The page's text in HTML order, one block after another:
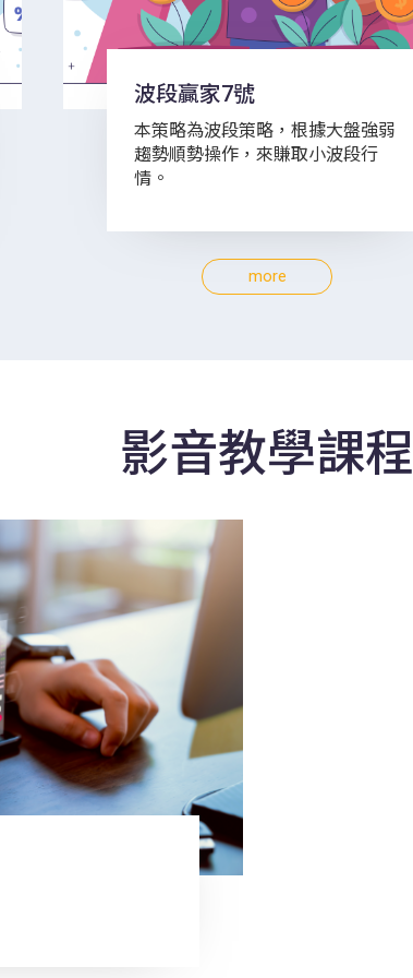
波段贏家7號
本策略為波段策略，根據大盤強弱
趨勢順勢操作，來賺取小波段行
情。
more
影音教學課程